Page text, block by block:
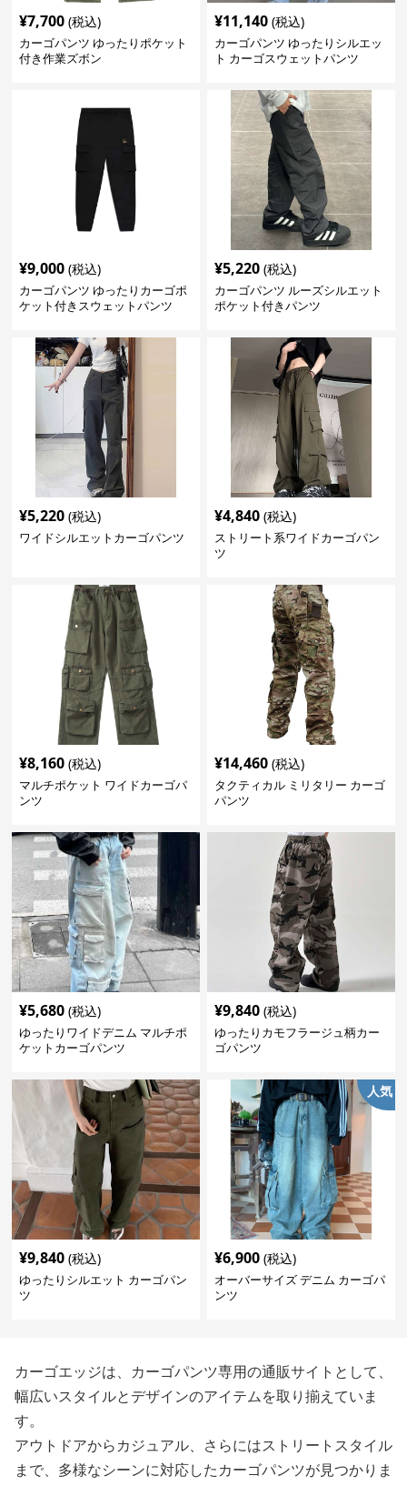
¥7,700 (税込)
カーゴパンツ ゆったりポケット
付き作業ズボン
¥11,140 (税込)
カーゴパンツ ゆったりシルエッ
ト カーゴスウェットパンツ
¥9,000 (税込)
カーゴパンツ ゆったりカーゴポ
ケット付きスウェットパンツ
¥5,220 (税込)
カーゴパンツ ルーズシルエット
ポケット付きパンツ
¥5,220 (税込)
ワイドシルエットカーゴパンツ
¥4,840 (税込)
ストリート系ワイドカーゴパン
ツ
¥8,160 (税込)
マルチポケット ワイドカーゴパ
ンツ
¥14,460 (税込)
タクティカル ミリタリー カーゴ
パンツ
¥5,680 (税込)
ゆったりワイドデニム マルチポ
ケットカーゴパンツ
¥9,840 (税込)
ゆったりカモフラージュ柄カー
ゴパンツ
¥9,840 (税込)
ゆったりシルエット カーゴパン
ツ
人気
¥6,900 (税込)
オーバーサイズ デニム カーゴパ
ンツ
カーゴエッジは、カーゴパンツ専用の通販サイトとして、
幅広いスタイルとデザインのアイテムを取り揃えていま
す。
アウトドアからカジュアル、さらにはストリートスタイル
まで、多様なシーンに対応したカーゴパンツが見つかりま